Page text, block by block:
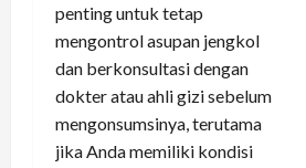
penting untuk tetap
mengontrol asupan jengkol
dan berkonsultasi dengan
dokter atau ahli gizi sebelum
mengonsumsinya, terutama
jika Anda memiliki kondisi